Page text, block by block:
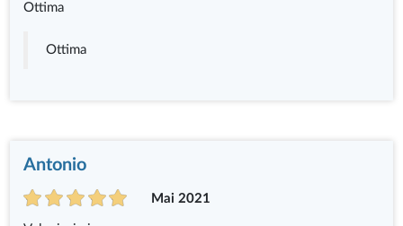
Ottima
Ottima
Antonio
Mai 2021